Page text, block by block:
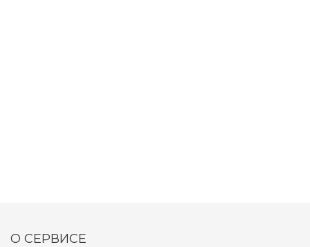
О СЕРВИСЕ